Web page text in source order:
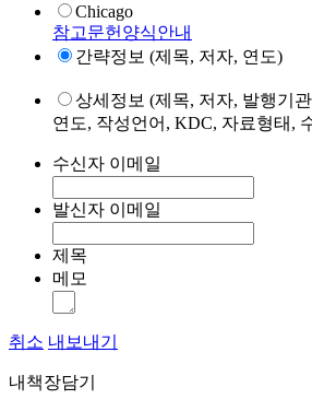
Chicago
참고문헌양식안내
간략정보 (제목, 저자, 연도)
상세정보 (제목, 저자, 발행기
연도, 작성언어, KDC, 자료형태,
수신자 이메일
발신자 이메일
제목
메모
취소 내보내기
내책장담기